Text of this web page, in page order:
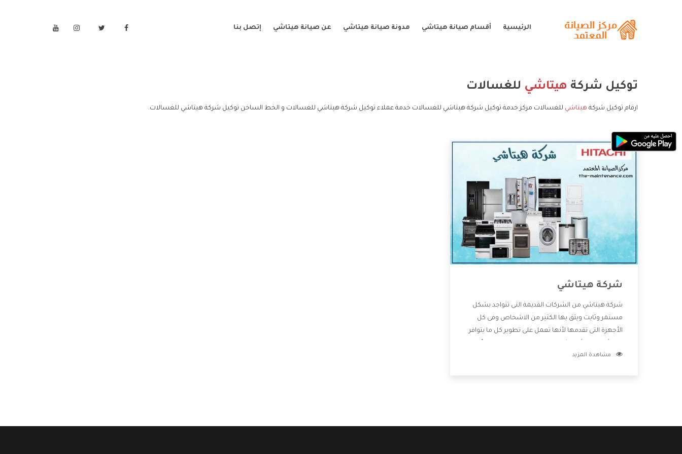
الرئيسية أقسام صيانة هيتاشي مدونة صيانة هيتاشي عن صيانة هيتاشي إتصل بنا
توكيل شركة هيتاشي للغسالات
ارقام توكيل شركة هيتاشي للغسالات مركز خدمة توكيل شركة هيتاشي للغسالات خدمة عملاء توكيل شركة هيتاشي للغسالات و الخط الساخن توكيل شركة هيتاشي للغسالات.
شركة هيتاشي
شركة هيتاشي من الشركات القديمة التى تتواجد بشكل
مستمر وثابت ويثق بها الكثير من الاشخاص وفى كل
الأجهزة التى تقدمها لأنها تعمل على تطوير كل ما يتوافر
خدمات ما بعد البيع مع المنتجات وتقدم للعملاء أقوى
مشاهدة المزيد